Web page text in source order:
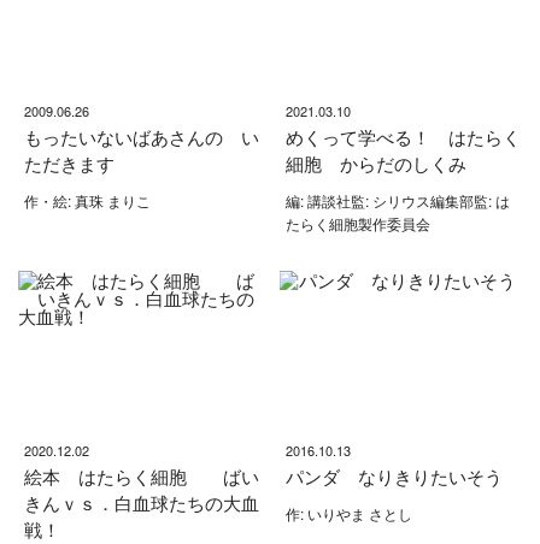
2009.06.26
もったいないばあさんの い
ただきます
作・絵: 真珠 まりこ
2021.03.10
めくって学べる！ はたらく
細胞 からだのしくみ
編: 講談社監: シリウス編集部監: は
たらく細胞製作委員会
2020.12.02
絵本 はたらく細胞 ばい
きんｖｓ．白血球たちの大血
戦！
2016.10.13
パンダ なりきりたいそう
作: いりやま さとし